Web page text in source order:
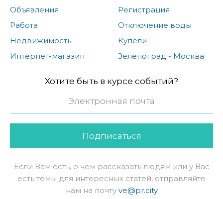
Объявления
Работа
Недвижимость
Интернет-магазин
Регистрация
Отключение воды
Купели
Зеленоград - Москва
Хотите быть в курсе событий?
Подписаться
Если Вам есть, о чем рассказать людям или у Вас
есть темы для интересных статей, отправляйте
нам на почту ve@pr.city